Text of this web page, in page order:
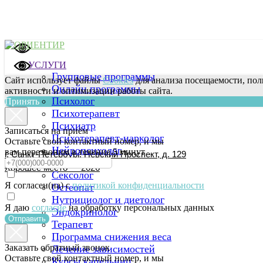
г. Санкт-Петербург. Невский Проспект, д. 129
Хорошее место — 2026
Хорошее место — 2026
УСЛУГИ
Групповые программы
Онлайн программы
Психолог
Психотерапевт
Психиатр
Психотерапевт-нарколог
Нейропсихолог
Невролог
Сексолог
Остеопат
Нутрициолог и диетолог
Эндокринолог
Терапевт
Программа снижения веса
Лечение зависимостей
Сайт использует файлы Cookies для анализа посещаемости,
активности и оптимизации работы сайта.
Принять
Записаться на приём
Оставьте свой контактный номер, и мы
вам перезвоним в течение 5 минут
Я согласен(на) сполитикой конфиденциальности
Я даю согласиена обработку персональных данных
Отправить
Заказать обратный звонок
Оставьте свой контактный номер, и мы